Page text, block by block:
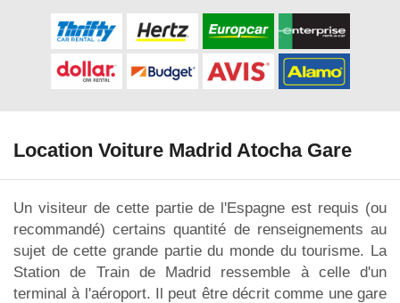
Location Voiture Madrid Atocha Gare
Un visiteur de cette partie de l'Espagne est requis (ou
recommandé) certains quantité de renseignements au
sujet de cette grande partie du monde du tourisme. La
Station de Train de Madrid ressemble à celle d'un
terminal à l'aéroport. Il peut être décrit comme une gare